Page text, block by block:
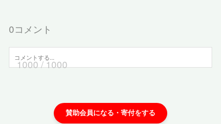
0コメント
1000/ 1000